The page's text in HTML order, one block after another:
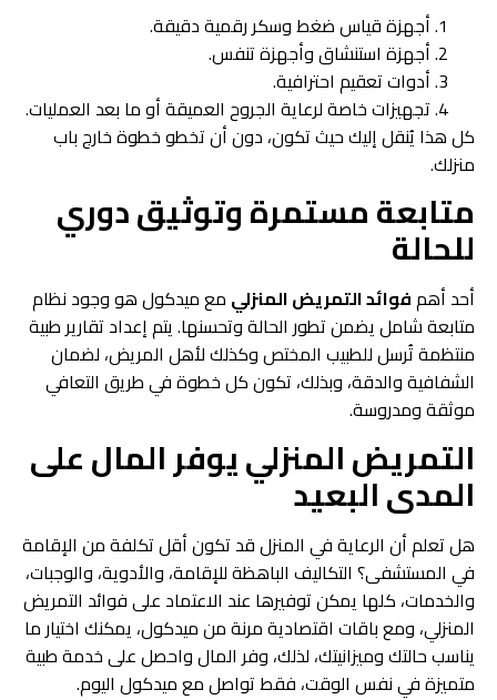
أجهزة قياس ضغط وسكر رقمية دقيقة.
أجهزة استنشاق وأجهزة تنفس.
أدوات تعقيم احترافية.
تجهيزات خاصة لرعاية الجروح العميقة أو ما بعد العمليات.
كل هذا يُنقل إليك حيث تكون، دون أن تخطو خطوة خارج باب
منزلك.
متابعة مستمرة وتوثيق دوري
للحالة
أحد أهمفوائد التمريض المنزلي مع ميدكول هو وجود نظام
متابعة شامل يضمن تطور الحالة وتحسنها. يتم إعداد تقارير طبية
منتظمة تُرسل للطبيب المختص وكذلك لأهل المريض، لضمان
الشفافية والدقة، وبذلك، تكون كل خطوة في طريق التعافي
موثقة ومدروسة.
التمريض المنزلي يوفر المال على
المدى البعيد
هل تعلم أن الرعاية في المنزل قد تكون أقل تكلفة من الإقامة
في المستشفى؟ التكاليف الباهظة للإقامة، والأدوية، والوجبات،
والخدمات، كلها يمكن توفيرها عند الاعتماد على فوائد التمريض
المنزلي، ومع باقات اقتصادية مرنة من ميدكول، يمكنك اختيار ما
يناسب حالتك وميزانيتك، لذلك، وفر المال واحصل على خدمة طبية
متميزة في نفس الوقت، فقط تواصل مع ميدكول اليوم.